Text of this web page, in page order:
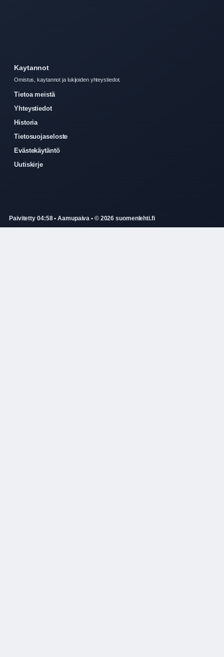
Kaytannot
Omistus, kaytannot ja lukijoiden yhteystiedot.
Tietoa meistä
Yhteystiedot
Historia
Tietosuojaseloste
Evästekäytäntö
Uutiskirje
Paivitetty 04:58 • Aamupaiva • © 2026 suomenlehti.fi